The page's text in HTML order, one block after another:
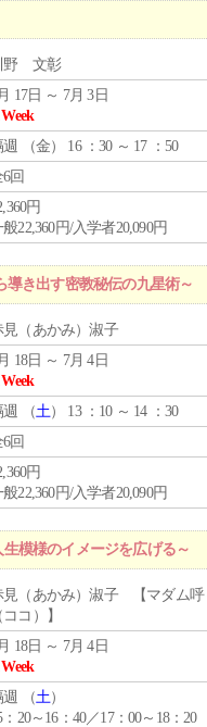
野 文彰
17日 ～ 7月 3日
週 （金） 16 ：30 ～ 17 ：50
回
円
22,360円/入学者20,090円
き出す密教秘伝の九星術～
見（あかみ）淑子
18日 ～ 7月 4日
週 （土） 13 ：10 ～ 14 ：30
回
円
22,360円/入学者20,090円
模様のイメージを広げる～
見（あかみ）淑子 【マダム呼
ココ）】
18日 ～ 7月 4日
週 （土）
：20～16：40／17：00～18：20